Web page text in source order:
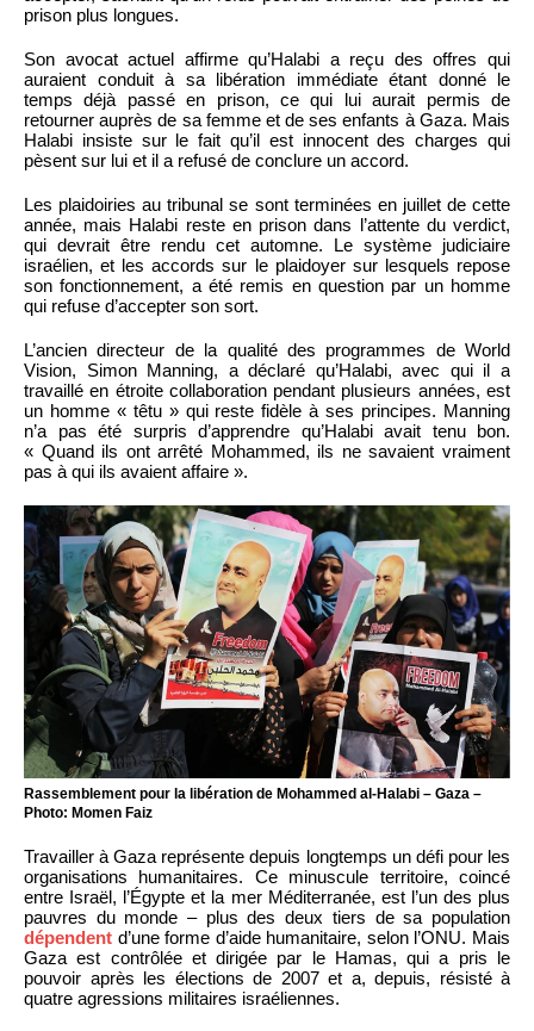
prison plus longues.
Son avocat actuel affirme qu’Halabi a reçu des offres qui
auraient conduit à sa libération immédiate étant donné le
temps déjà passé en prison, ce qui lui aurait permis de
retourner auprès de sa femme et de ses enfants à Gaza. Mais
Halabi insiste sur le fait qu’il est innocent des charges qui
pèsent sur lui et il a refusé de conclure un accord.
Les plaidoiries au tribunal se sont terminées en juillet de cette
année, mais Halabi reste en prison dans l’attente du verdict,
qui devrait être rendu cet automne. Le système judiciaire
israélien, et les accords sur le plaidoyer sur lesquels repose
son fonctionnement, a été remis en question par un homme
qui refuse d’accepter son sort.
L’ancien directeur de la qualité des programmes de World
Vision, Simon Manning, a déclaré qu’Halabi, avec qui il a
travaillé en étroite collaboration pendant plusieurs années, est
un homme « têtu » qui reste fidèle à ses principes. Manning
n’a pas été surpris d’apprendre qu’Halabi avait tenu bon.
« Quand ils ont arrêté Mohammed, ils ne savaient vraiment
pas à qui ils avaient affaire ».
Rassemblement pour la libération de Mohammed al-Halabi – Gaza –
Photo: Momen Faiz
Travailler à Gaza représente depuis longtemps un défi pour les
organisations humanitaires. Ce minuscule territoire, coincé
entre Israël, l’Égypte et la mer Méditerranée, est l’un des plus
pauvres du monde – plus des deux tiers de sa population
dépendent d’une forme d’aide humanitaire, selon l’ONU. Mais
Gaza est contrôlée et dirigée par le Hamas, qui a pris le
pouvoir après les élections de 2007 et a, depuis, résisté à
quatre agressions militaires israéliennes.